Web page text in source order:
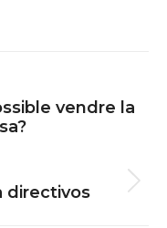
vendre la
directivos